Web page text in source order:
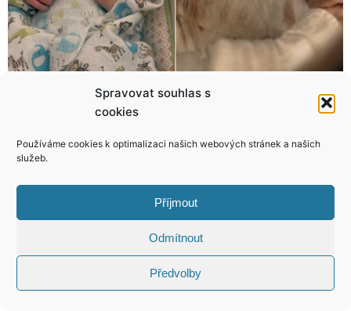
Spravovat souhlas s
cookies
Používáme cookies k optimalizaci našich webových stránek a našich
služeb.
Příjmout
Odmítnout
Předvolby
KONTAKT
Copyright © 2026 VIP Bulvár, All Rights
Reserved